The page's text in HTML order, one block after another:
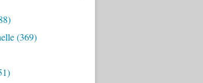
(369)